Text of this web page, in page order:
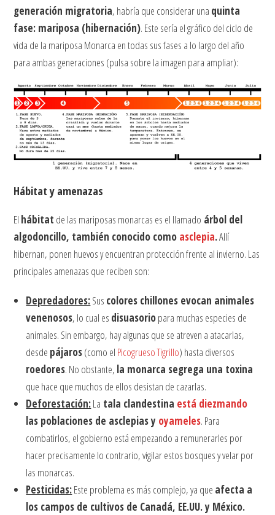
generación migratoria, habría que considerar una quinta
fase: mariposa (hibernación). Este sería el gráfico del ciclo de
vida de la mariposa Monarca en todas sus fases a lo largo del año
para ambas generaciones (pulsa sobre la imagen para ampliar):
Hábitat y amenazas
El hábitat de las mariposas monarcas es el llamado árbol del
algodoncillo, también conocido como asclepia.Allí
hibernan, ponen huevos y encuentran protección frente al invierno. Las
principales amenazas que reciben son:
Depredadores:Sus colores chillones evocan animales
venenosos, lo cual es disuasoriopara muchas especies de
animales. Sin embargo, hay algunas que se atreven a atacarlas,
desde pájaros(como el Picogrueso Tigrillo) hasta diversos
roedores. No obstante, la monarca segrega una toxina
que hace que muchos de ellos desistan de cazarlas.
Deforestación:La tala clandestina está diezmando
las poblaciones de asclepias y oyameles. Para
combatirlos, el gobierno está empezando a remunerarles por
hacer precisamente lo contrario, vigilar estos bosques y velar por
las monarcas.
Pesticidas:Este problema es más complejo, ya que afecta a
los campos de cultivos de Canadá, EE.UU. y México.